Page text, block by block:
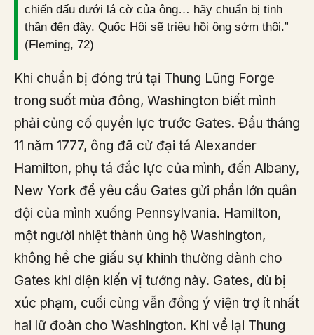
chiến đấu dưới lá cờ của ông… hãy chuẩn bị tinh
thần đến đây. Quốc Hội sẽ triệu hồi ông sớm thôi.”
(Fleming, 72)
Khi chuẩn bị đóng trú tại Thung Lũng Forge
trong suốt mùa đông, Washington biết mình
phải củng cố quyền lực trước Gates. Đầu tháng
11 năm 1777, ông đã cử đại tá Alexander
Hamilton, phụ tá đắc lực của mình, đến Albany,
New York để yêu cầu Gates gửi phần lớn quân
đội của mình xuống Pennsylvania. Hamilton,
một người nhiệt thành ủng hộ Washington,
không hề che giấu sự khinh thường dành cho
Gates khi diện kiến vị tướng này. Gates, dù bị
xúc phạm, cuối cùng vẫn đồng ý viện trợ ít nhất
hai lữ đoàn cho Washington. Khi về lại Thung